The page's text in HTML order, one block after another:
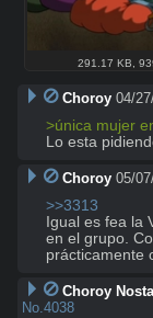
291.17 KB,
Choroy 04/
>única mujer
Lo esta
Choroy 05/
>>3313
Igual es fea la
en el grupo.
prácticamente
Choroy
No.4038